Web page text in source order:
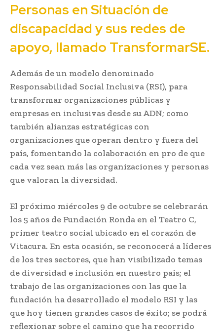
Personas en Situación de
discapacidad y sus redes de
apoyo, llamado TransformarSE.
Además de un modelo denominado
Responsabilidad Social Inclusiva (RSI), para
transformar organizaciones públicas y
empresas en inclusivas desde su ADN; como
también alianzas estratégicas con
organizaciones que operan dentro y fuera del
país, fomentando la colaboración en pro de que
cada vez sean más las organizaciones y personas
que valoran la diversidad.
El próximo miércoles 9 de octubre se celebrarán
los 5 años de Fundación Ronda en el Teatro C,
primer teatro social ubicado en el corazón de
Vitacura. En esta ocasión, se reconocerá a líderes
de los tres sectores, que han visibilizado temas
de diversidad e inclusión en nuestro país; el
trabajo de las organizaciones con las que la
fundación ha desarrollado el modelo RSI y las
que hoy tienen grandes casos de éxito; se podrá
reflexionar sobre el camino que ha recorrido